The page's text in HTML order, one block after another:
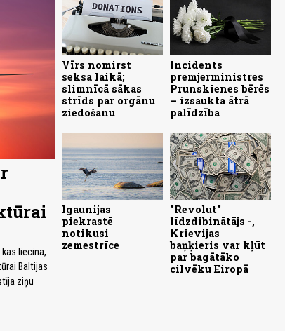
liecina,
Baltijas
ziņu
Vīrs nomirst
seksa laikā;
slimnīcā sākas
strīds par orgānu
ziedošanu
Incidents
premjerministres
Prunskienes bērēs
– izsaukta ātrā
palīdzība
Igaunijas
piekrastē
notikusi
zemestrīce
"Revolut"
līdzdibinātājs -,
Krievijas
baņķieris var kļūt
par bagātāko
cilvēku Eiropā